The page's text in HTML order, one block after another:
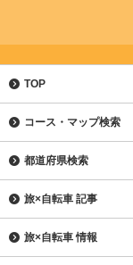
TOP
コース・マップ検索
都道府県検索
旅×自転車 記事
旅×自転車 情報